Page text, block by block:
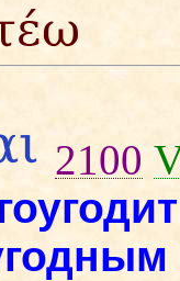
2100